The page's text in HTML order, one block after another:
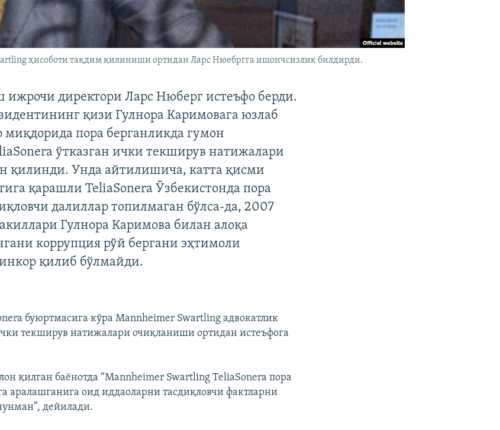
ҳисоботи тақдим қилиниши ортидан Ларс Нюебргга ишончсизлик билдирди.
ижрочи директори Ларс Нюберг истеъфо берди.
қизи Гулнора Каримовага юзлаб
пора берганликда гумон
ўтказган ички текширув натижалари
қилинди. Унда айтилишича, катта қисми
қарашли TeliaSonera Ўзбекистонда пора
далиллар топилмаган бўлса-да, 2007
Гулнора Каримова билан алоқа
коррупция рўй бергани эҳтимоли
қилиб бўлмайди.
буюртмасига кўра Mannheimer Swartling адвокатлик
текширув натижалари очиқланиши ортидан истеъфога
қилган баёнотда “Mannheimer Swartling TeliaSonera пора
аралашганига оид иддаоларни тасдиқловчи фактларни
дейилади.